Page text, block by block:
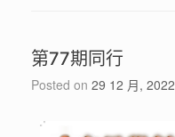
第77期同行
Posted on 29 12 月, 2022